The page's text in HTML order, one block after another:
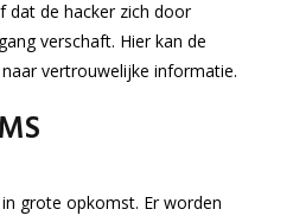
dat de hacker zich door
verschaft. Hier kan de
vertrouwelijke informatie.
grote opkomst. Er worden